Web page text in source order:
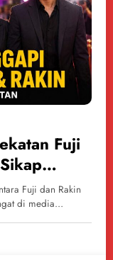
Fuji
Fuji dan Rakin
di media…